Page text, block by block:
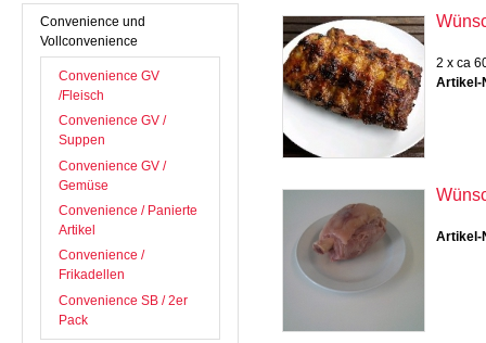
Convenience und
Vollconvenience
Convenience GV
/Fleisch
Convenience GV /
Suppen
Convenience GV /
Gemüse
Convenience / Panierte
Artikel
Convenience /
Frikadellen
Convenience SB / 2er
Pack
2 x ca
Artikel-
Artikel-